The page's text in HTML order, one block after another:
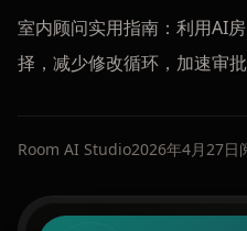
室内顾问实用指南：利用AI
择，减少修改循环，加速审批
Room AI Studio2026年4月27日